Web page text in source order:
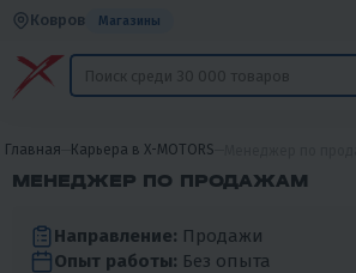
Ковров Магазины
Главная Карьера в X-MOTORS
МЕНЕДЖЕР ПО ПРОДАЖАМ
Направление: Продажи
Опыт работы: Без опыта